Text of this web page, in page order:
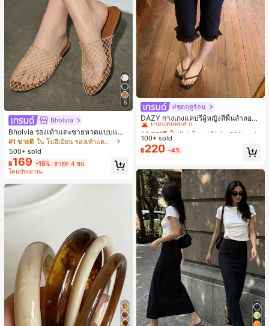
5
Bholvia
Bholvia รองเท้าแตะชายหาดแบบแบน
สบาย ๆ ลายฉลุมาใหม่สำหรับผู้หญิง
#1 ขายดี
ใน โบฮีเมียน รองเท้าแตะผู้หญิง
500+ sold
฿169 -15%
ล่าสุด 4 ชม
โดยประมาณ
#ชุดฤดูร้อน
DAZY กางเกงแคปรีผู้หญิงสีพื้นลำลองช
ายระบายฤดูร้อน
#4 ขายดี
เกือบหมดแล้ว!
#4 ขายดี
เกือบหมดแล้ว!
#4 ขายดี
เกือบหมดแล้ว!
#4 ขายดี
ใน K-J Trend Picks กางเกงผู้หญิง
100+ sold
฿220 -4%